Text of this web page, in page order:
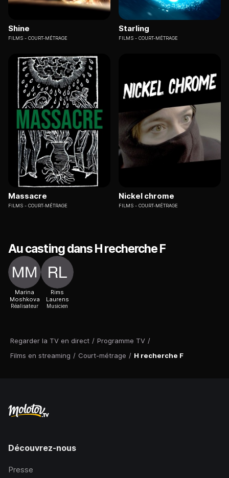
Regarder la TV en direct / Programme TV /
Films en streaming / Court-métrage / H recherche F
Shine
FILMS COURT-MÉTRAGE
Starling
FILMS COURT-MÉTRAGE
Massacre
FILMS COURT-MÉTRAGE
Nickel chrome
FILMS COURT-MÉTRAGE
Au casting dans H recherche F
Marina
Moshkova
Réalisateur
Rims
Laurens
Musicien
Découvrez-nous
Presse